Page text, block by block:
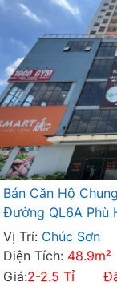
Bán Căn Hộ
Đường QL6A Phù
Vị Trí: Chúc Sơn
Diện Tích: 48.9m²
Giá:2-2.5 Tỉ